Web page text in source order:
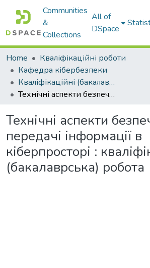
Communities
&
Collections
All of
DSpace
Home
Кваліфікаційні роботи
Кафедра кібербезпеки
Кваліфікаційні (бакалаврські) роботи кафедри кібербезпеки 2025 рік.
Технічні аспекти безпечної передачі інформації в кіберпросторі : кваліфікаційна (бакалаврська) робота
Технічні аспекти
передачі інформації в
кіберпросторі :
(бакалаврська) робота